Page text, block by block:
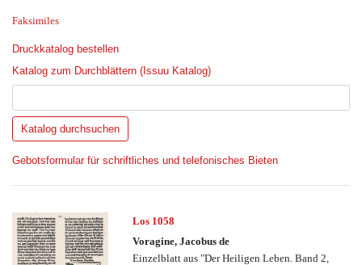
Faksimiles
Druckkatalog bestellen
Katalog zum Durchblättern (Issuu Katalog)
Gebotsformular für schriftliches und telefonisches Bieten
Los 1058
Voragine, Jacobus de
Einzelblatt aus "Der Heiligen Leben. Band 2,